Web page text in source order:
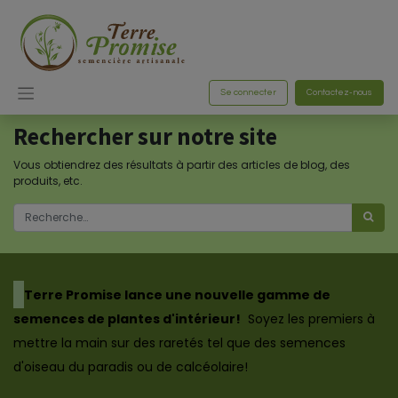
Se connecter Contactez-nous
Rechercher sur notre site
Vous obtiendrez des résultats à partir des articles de blog, des
produits, etc.
​Terre Promise lance une nouvelle gamme de
semences de plantes d'intérieur! Soyez les premiers à
mettre la main sur des raretés tel que des semences
d'oiseau du paradis ou de calcéolaire!